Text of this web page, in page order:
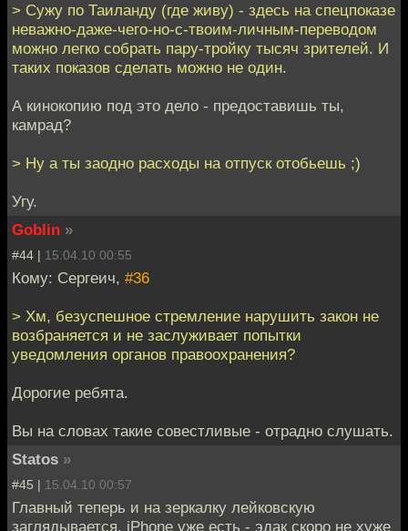
> Сужу по Таиланду (где живу) - здесь на спецпоказе
неважно-даже-чего-но-с-твоим-личным-переводом
можно легко собрать пару-тройку тысяч зрителей. И
таких показов сделать можно не один.
А кинокопию под это дело - предоставишь ты,
камрад?
> Ну а ты заодно расходы на отпуск отобьешь ;)
Угу.
Goblin »
#44 | 15.04.10 00:55
Кому: Сергеич, #36
> Хм, безуспешное стремление нарушить закон не
возбраняется и не заслуживает попытки
уведомления органов правоохранения?
Дорогие ребята.
Вы на словах такие совестливые - отрадно слушать.
Statos »
#45 | 15.04.10 00:57
Главный теперь и на зеркалку лейковскую
заглядывается, iPhone уже есть - эдак скоро не хуже